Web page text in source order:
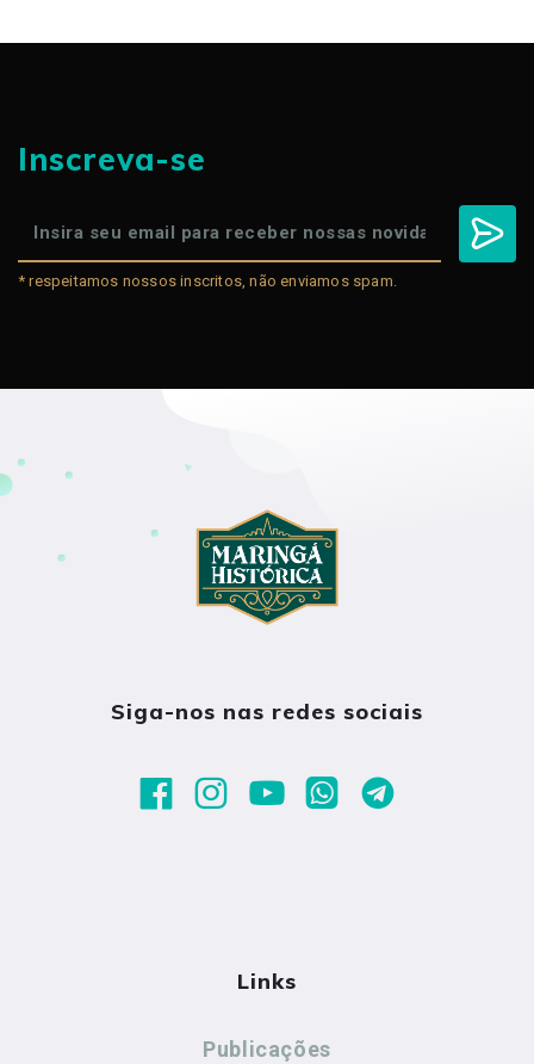
Inscreva-se
* respeitamos nossos inscritos, não enviamos spam.
Siga-nos nas redes sociais
Links
Publicações